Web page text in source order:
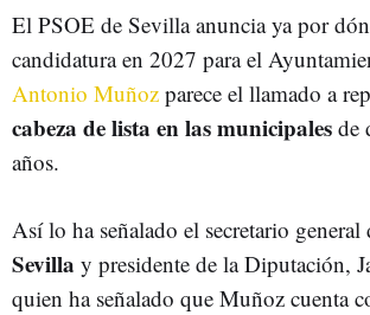
El PSOE de Sevilla anuncia ya por
candidatura en 2027 para el
Antonio Muñoz parece el llamado a
cabeza de lista en las municipales de
años.
Así lo ha señalado el secretario general
Sevilla y presidente de la Diputación,
quien ha señalado que Muñoz cuenta